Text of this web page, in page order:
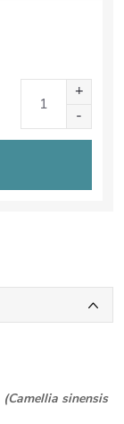
(Camellia sinensis